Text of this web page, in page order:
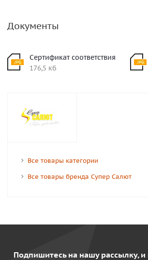
Документы
Сертификат соответствия
176,5 кб
Все товары категории
Все товары бренда Супер Салют
Подпишитесь на нашу рассылку, и